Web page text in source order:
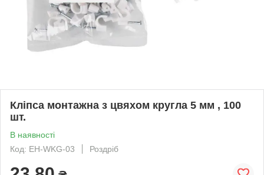
Кліпса монтажна з цвяхом кругла 5 мм , 100
шт.
В наявності
Код: EH-WKG-03
Роздріб